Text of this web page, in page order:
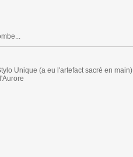
Unique (a eu l'artefact sacré en